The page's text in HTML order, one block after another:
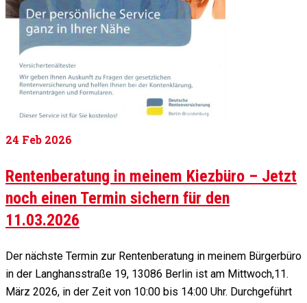
24 Feb 2026
Rentenberatung in meinem Kiezbüro – Jetzt
noch einen Termin sichern für den
11.03.2026
Der nächste Termin zur Rentenberatung in meinem Bürgerbüro
in der Langhansstraße 19, 13086 Berlin ist am Mittwoch,11.
März 2026, in der Zeit von 10:00 bis 14:00 Uhr. Durchgeführt